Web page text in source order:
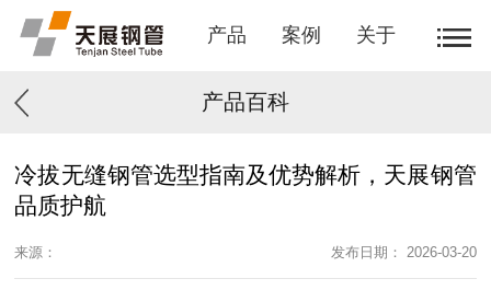
产品 案例 关于
产品百科
冷拔无缝钢管选型指南及优势解析，天展钢管
品质护航
来源： 发布日期： 2026-03-20